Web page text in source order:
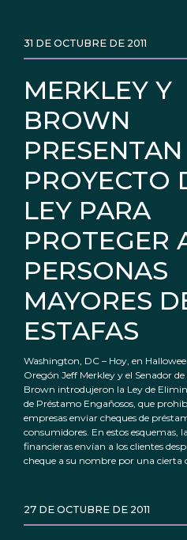
MERKLEY Y
BROWN
PRESENTAN
PROYECTO
LEY PARA
PROTEGER
PERSONAS
MAYORES
ESTAFAS
31 DE OCTUBRE DE 2011
Washington, DC – Hoy, en
Oregón Jeff Merkley y el Senador
Brown introdujeron la Ley de
de Préstamo Engañosos, que
empresas enviar cheques de
consumidores. En estos esquemas,
financieras envían a los clientes
cheque a su nombre por una cierta
27 DE OCTUBRE DE 2011